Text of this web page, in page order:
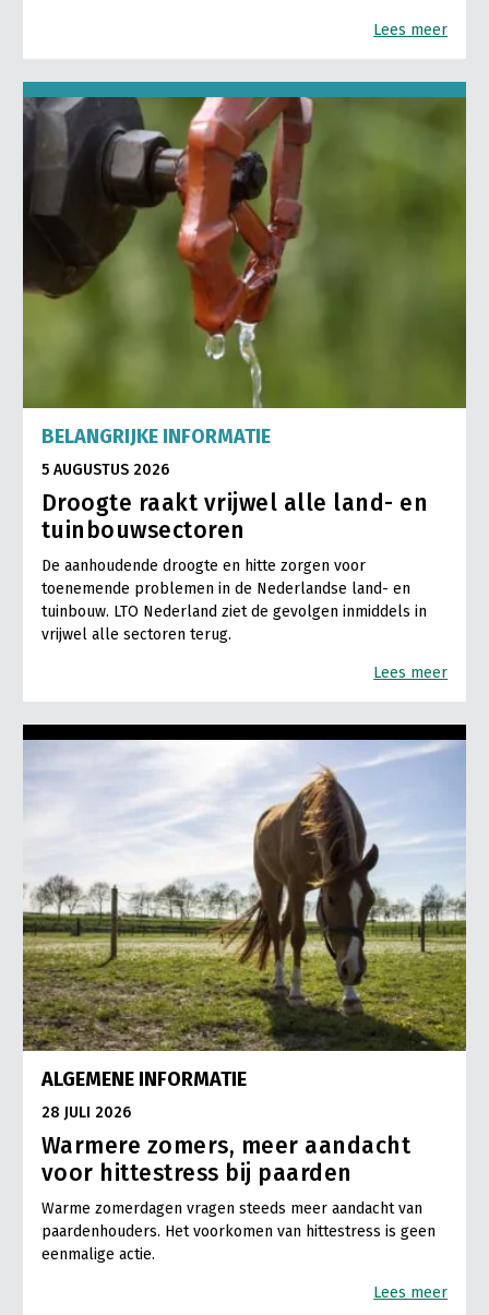
Lees meer
BELANGRIJKE INFORMATIE
5 AUGUSTUS 2026
Droogte raakt vrijwel alle land- en
tuinbouwsectoren
De aanhoudende droogte en hitte zorgen voor
toenemende problemen in de Nederlandse land- en
tuinbouw. LTO Nederland ziet de gevolgen inmiddels in
vrijwel alle sectoren terug.
Lees meer
ALGEMENE INFORMATIE
28 JULI 2026
Warmere zomers, meer aandacht
voor hittestress bij paarden
Warme zomerdagen vragen steeds meer aandacht van
paardenhouders. Het voorkomen van hittestress is geen
eenmalige actie.
Lees meer